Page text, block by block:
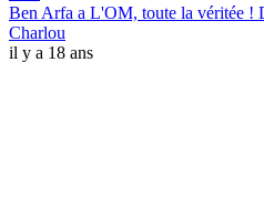
Ben Arfa a L'OM, toute la véritée !
Charlou
il y a 18 ans